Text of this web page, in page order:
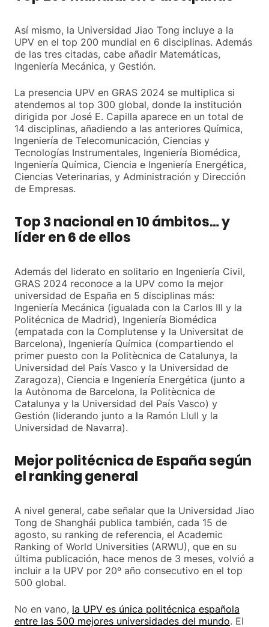
Así mismo, la Universidad Jiao Tong incluye a la
UPV en el top 200 mundial en 6 disciplinas. Además
de las tres citadas, cabe añadir Matemáticas,
Ingeniería Mecánica, y Gestión.
La presencia UPV en GRAS 2024 se multiplica si
atendemos al top 300 global, donde la institución
dirigida por José E. Capilla aparece en un total de
14 disciplinas, añadiendo a las anteriores Química,
Ingeniería de Telecomunicación, Ciencias y
Tecnologías Instrumentales, Ingeniería Biomédica,
Ingeniería Química, Ciencia e Ingeniería Energética,
Ciencias Veterinarias, y Administración y Dirección
de Empresas.
Top 3 nacional en 10 ámbitos… y
líder en 6 de ellos
Además del liderato en solitario en Ingeniería Civil,
GRAS 2024 reconoce a la UPV como la mejor
universidad de España en 5 disciplinas más:
Ingeniería Mecánica (igualada con la Carlos III y la
Politécnica de Madrid), Ingeniería Biomédica
(empatada con la Complutense y la Universitat de
Barcelona), Ingeniería Química (compartiendo el
primer puesto con la Politècnica de Catalunya, la
Universidad del País Vasco y la Universidad de
Zaragoza), Ciencia e Ingeniería Energética (junto a
la Autònoma de Barcelona, la Politècnica de
Catalunya y la Universidad del País Vasco) y
Gestión (liderando junto a la Ramón Llull y la
Universidad de Navarra).
Mejor politécnica de España según
el ranking general
A nivel general, cabe señalar que la Universidad Jiao
Tong de Shanghái publica también, cada 15 de
agosto, su ranking de referencia, el Academic
Ranking of World Universities (ARWU), que en su
última publicación, hace menos de 3 meses, volvió a
incluir a la UPV por 20º año consecutivo en el top
500 global.
No en vano, la UPV es única politécnica española
entre las 500 mejores universidades del mundo. El